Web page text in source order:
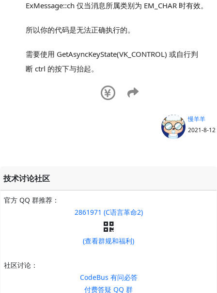
ExMessage::ch 仅当消息所属类别为 EM_CHAR 时有效。
所以你的代码是无法正确执行的。
需要使用 GetAsyncKeyState(VK_CONTROL) 或自行判
断 ctrl 的按下与抬起。
慢羊羊
2021-8-12
技术讨论社区
官方 QQ 群推荐：
2861971 (C语言革命2)
(查看群规和福利)
社区讨论：
CodeBus 有问必答
付费答疑 QQ 群